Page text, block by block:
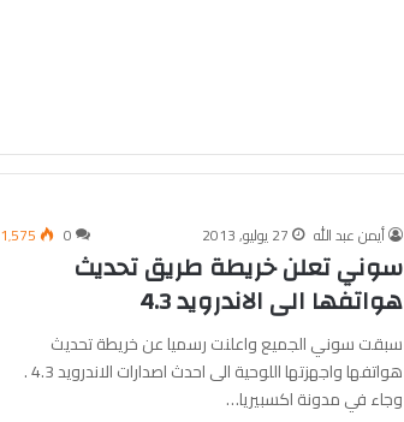
أيمن عبد الله 27 يوليو, 2013 0 1٬575
سوني تعلن خريطة طريق تحديث
هواتفها الى الاندرويد 4.3
سبقت سوني الجميع واعلنت رسميا عن خريطة تحديث
هواتفها واجهزتها اللوحية الى احدث اصدارات الاندرويد 4.3 .
وجاء في مدونة اكسبيريا…